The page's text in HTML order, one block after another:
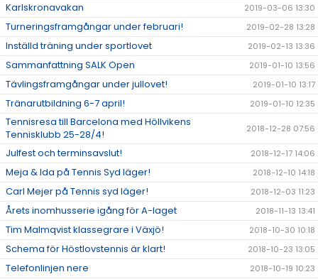
Karlskronavakan 2019-03-06 13:30
Turneringsframgångar under februari! 2019-02-28 13:28
Inställd träning under sportlovet 2019-02-13 13:36
Sammanfattning SALK Open 2019-01-10 13:56
Tävlingsframgångar under jullovet! 2019-01-10 13:17
Tränarutbildning 6-7 april! 2019-01-10 12:35
Tennisresa till Barcelona med Höllvikens
Tennisklubb 25-28/4!
2018-12-28 07:56
Julfest och terminsavslut! 2018-12-17 14:06
Meja & Ida på Tennis Syd läger! 2018-12-10 14:18
Carl Mejer på Tennis syd läger! 2018-12-03 11:23
Årets inomhusserie igång för A-laget 2018-11-13 13:41
Tim Malmqvist klassegrare i Växjö! 2018-10-30 10:18
Schema för Höstlovstennis är klart! 2018-10-23 13:05
Telefonlinjen nere 2018-10-19 10:23